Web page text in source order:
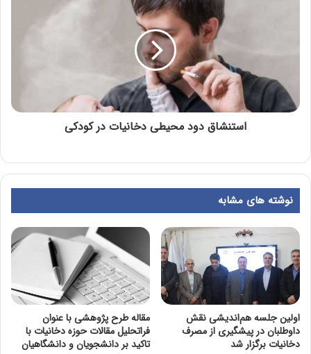
استنشاق دود محیطی دخانیات در کودکی
نوشته های مشابه
اولین جلسه هم‌اندیشی نقش
داوطلبان در پیشگیری از مصرف
دخانیات برگزار شد
مقاله طرح پژوهشی با عنوان
فراتحلیل مقالات حوزه دخانیات با
تاکید بر دانشجویان و دانشگاهیان